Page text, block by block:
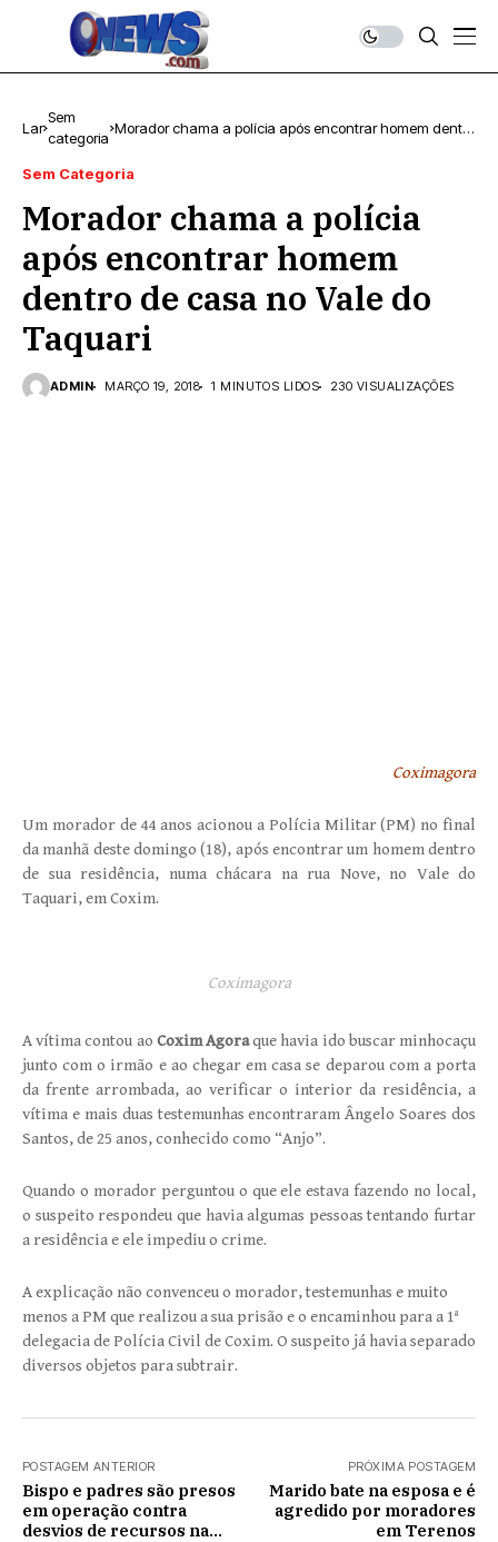
Lar
Sem
categoria
Morador chama a polícia após encontrar homem dentro
Sem Categoria
Morador chama a polícia
após encontrar homem
dentro de casa no Vale do
Taquari
ADMIN MARÇO 19, 2018 1 MINUTOS LIDOS 230 VISUALIZAÇÕES
Coximagora
Um morador de 44 anos acionou a Polícia Militar (PM) no final
da manhã deste domingo (18), após encontrar um homem dentro
de sua residência, numa chácara na rua Nove, no Vale do
Taquari, em Coxim.
Coximagora
A vítima contou ao Coxim Agoraque havia ido buscar minhocaçu
junto com o irmão e ao chegar em casa se deparou com a porta
da frente arrombada, ao verificar o interior da residência, a
vítima e mais duas testemunhas encontraram Ângelo Soares dos
Santos, de 25 anos, conhecido como “Anjo”.
Quando o morador perguntou o que ele estava fazendo no local,
o suspeito respondeu que havia algumas pessoas tentando furtar
a residência e ele impediu o crime.
A explicação não convenceu o morador, testemunhas e muito
menos a PM que realizou a sua prisão e o encaminhou para a 1ª
delegacia de Polícia Civil de Coxim. O suspeito já havia separado
diversos objetos para subtrair.
POSTAGEM ANTERIOR
Bispo e padres são presos
em operação contra
desvios de recursos na
PRÓXIMA POSTAGEM
Marido bate na esposa e é
agredido por moradores
em Terenos